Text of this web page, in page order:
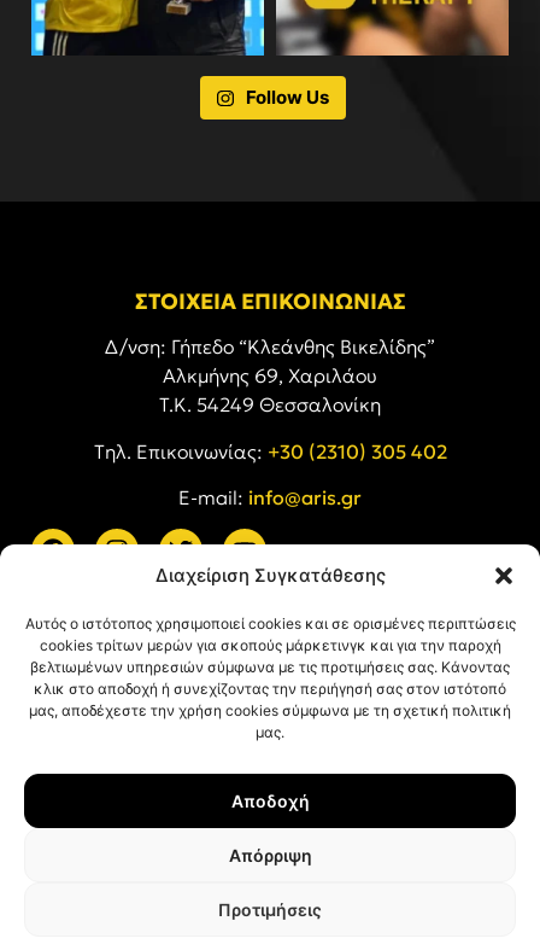
Διαχείριση Συγκατάθεσης
Αυτός ο ιστότοπος χρησιμοποιεί cookies και σε ορισμένες περιπτώσεις
cookies τρίτων μερών για σκοπούς μάρκετινγκ και για την παροχή
βελτιωμένων υπηρεσιών σύμφωνα με τις προτιμήσεις σας. Κάνοντας
κλικ στο αποδοχή ή συνεχίζοντας την περιήγησή σας στον ιστότοπό
μας, αποδέχεστε την χρήση cookies σύμφωνα με τη σχετική πολιτική
μας.
Αποδοχή
Απόρριψη
Προτιμήσεις
Follow Us
ΣΤΟΙΧΕΙΑ ΕΠΙΚΟΙΝΩΝΙΑΣ
Δ/νση: Γήπεδο “Κλεάνθης Βικελίδης”
Αλκμήνης 69, Χαριλάου
Τ.Κ. 54249 Θεσσαλονίκη
Tηλ. Επικοινωνίας: +30 (2310) 305 402
E-mail: info@aris.gr
Όροι Χρήσης
Πολιτική Cookies
© ΑΡΗΣ Α.Σ. All rights reserved.